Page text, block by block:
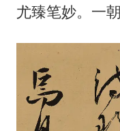
尤臻笔妙。一